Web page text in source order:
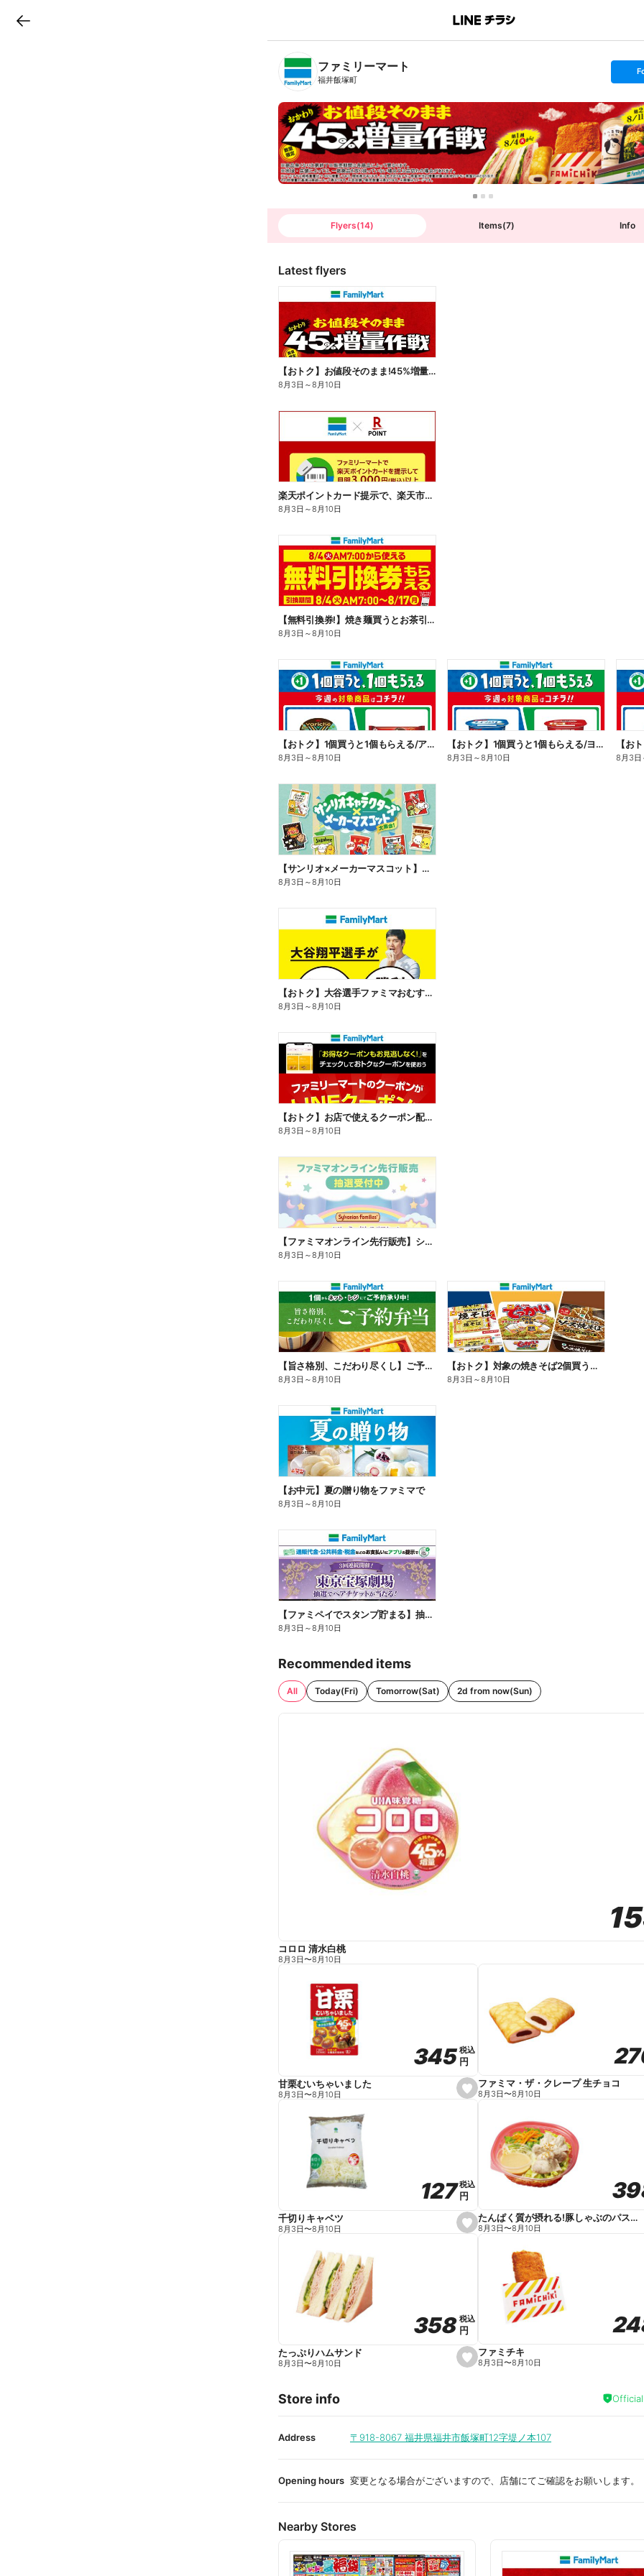
B
n
T
ファミリーマート
福井飯塚町
s
t
o
l
l
o
w
Flyers(14) Items(7) Info
Latest flyers
【おトク】お値段そのまま!45%増量作戦!
8月3日 ～8月10日
楽天ポイントカード提示で、楽天市場でのお買い物がおトクに!
8月3日 ～8月10日
【無料引換券!】焼き麺買うとお茶引換券貰える!
8月3日 ～8月10日
【おトク】1個買うと1個もらえる/アイス
8月3日 ～8月10日
【おトク】1個買うと1個もらえる/ヨーグルト
8月3日 ～8月10日
【お
8月3日
【サンリオ×メーカーマスコット】オリジナルグッズ貰える!
8月3日 ～8月10日
【おトク】大谷選手ファミマおむすび割
8月3日 ～8月10日
【おトク】お店で使えるクーポン配信中
8月3日 ～8月10日
【ファミマオンライン先行販売】シルバニアファミリー
8月3日 ～8月10日
【旨さ格別、こだわり尽くし】ご予約弁当
8月3日 ～8月10日
【おトク】対象の焼きそば2個買うと100円引き!
8月3日 ～8月10日
【お中元】夏の贈り物をファミマで
8月3日 ～8月10日
【ファミペイでスタンプ貯まる】抽選でペアチケットが当たる!
8月3日 ～8月10日
Recommended items
All Today(Fri) Tomorrow(Sat) 2d from now(Sun)
コロロ 清水白桃
8月3日〜8月10日
s
e
e
345
345税込
税込
円
円
甘栗むいちゃいました
8月3日〜8月10日
ファミマ・ザ・クレープ 生チョコ
8月3日〜8月10日
s
e
e
127
127税込
税込
円
円
千切りキャベツ
8月3日〜8月10日
たんぱく質が摂れる!豚しゃぶのパスタサラダ
8月3日〜8月10日
s
e
i
t
358
358税込
税込
円
円
たっぷりハムサンド
8月3日〜8月10日
ファミチキ
8月3日〜8月10日
Store info
Address 〒918-8067 福井県福井市飯塚町12字堤ノ本107
Opening hours 変更となる場合がございますので、店舗にてご確認をお願いします。
Nearby Stores